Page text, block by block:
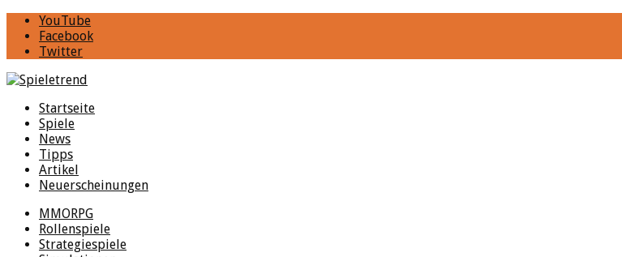
YouTube
Facebook
Twitter
Startseite
Spiele
News
Tipps
Artikel
Neuerscheinungen
MMORPG
Rollenspiele
Strategiespiele